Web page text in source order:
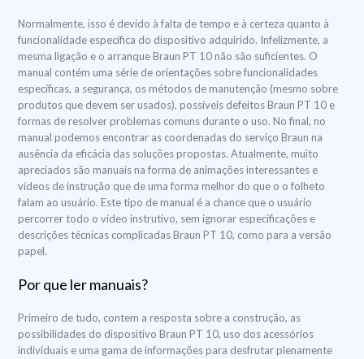
Normalmente, isso é devido à falta de tempo e à certeza quanto à
funcionalidade específica do dispositivo adquirido. Infelizmente, a
mesma ligação e o arranque Braun PT 10 não são suficientes. O
manual contém uma série de orientações sobre funcionalidades
específicas, a segurança, os métodos de manutenção (mesmo sobre
produtos que devem ser usados), possíveis defeitos Braun PT 10 e
formas de resolver problemas comuns durante o uso. No final, no
manual podemos encontrar as coordenadas do serviço Braun na
ausência da eficácia das soluções propostas. Atualmente, muito
apreciados são manuais na forma de animações interessantes e
vídeos de instrução que de uma forma melhor do que o o folheto
falam ao usuário. Este tipo de manual é a chance que o usuário
percorrer todo o vídeo instrutivo, sem ignorar especificações e
descrições técnicas complicadas Braun PT 10, como para a versão
papel.
Por que ler manuais?
Primeiro de tudo, contem a resposta sobre a construção, as
possibilidades do dispositivo Braun PT 10, uso dos acessórios
individuais e uma gama de informações para desfrutar plenamente